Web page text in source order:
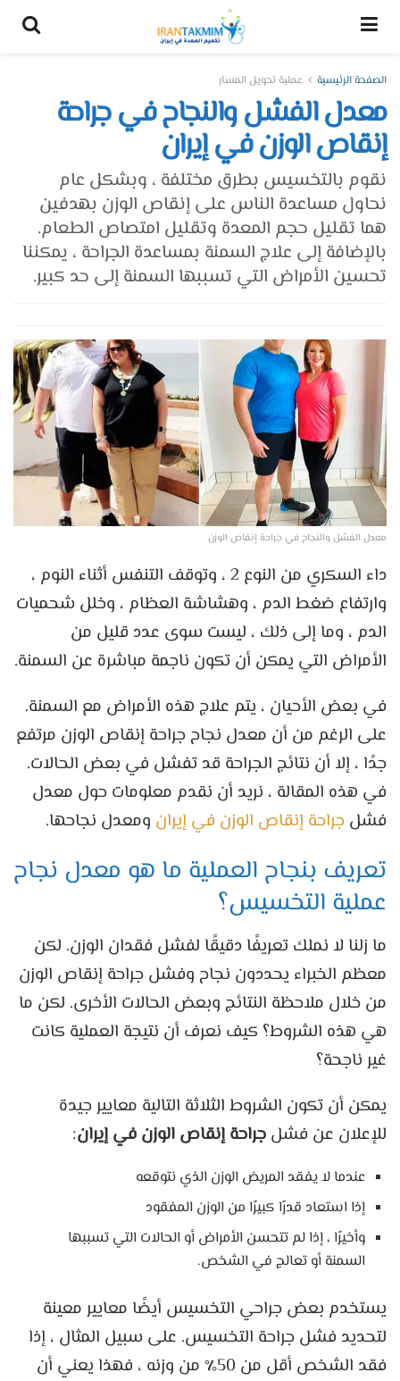
الصفحة الرئيسية عملية تحويل المسار
معدل الفشل والنجاح في جراحة
إنقاص الوزن في إيران
نقوم بالتخسيس بطرق مختلفة ، وبشكل عام
نحاول مساعدة الناس على إنقاص الوزن بهدفين
هما تقليل حجم المعدة وتقليل امتصاص الطعام.
بالإضافة إلى علاج السمنة بمساعدة الجراحة ، يمكننا
تحسين الأمراض التي تسببها السمنة إلى حد كبير.
معدل الفشل والنجاح في جراحة إنقاص الوزن
داء السكري من النوع 2 ، وتوقف التنفس أثناء النوم ،
وارتفاع ضغط الدم ، وهشاشة العظام ، وخلل شحميات
الدم ، وما إلى ذلك ، ليست سوى عدد قليل من
الأمراض التي يمكن أن تكون ناجمة مباشرة عن السمنة.
في بعض الأحيان ، يتم علاج هذه الأمراض مع السمنة.
على الرغم من أن معدل نجاح جراحة إنقاص الوزن مرتفع
جدًا ، إلا أن نتائج الجراحة قد تفشل في بعض الحالات.
في هذه المقالة ، نريد أن نقدم معلومات حول معدل
فشل جراحة إنقاص الوزن في إيران ومعدل نجاحها.
تعريف بنجاح العملية ما هو معدل نجاح
عملية التخسيس؟
ما زلنا لا نملك تعريفًا دقيقًا لفشل فقدان الوزن. لكن
معظم الخبراء يحددون نجاح وفشل جراحة إنقاص الوزن
من خلال ملاحظة النتائج وبعض الحالات الأخرى. لكن ما
هي هذه الشروط؟ كيف نعرف أن نتيجة العملية كانت
غير ناجحة؟
يمكن أن تكون الشروط الثلاثة التالية معايير جيدة
للإعلان عن فشل جراحة إنقاص الوزن في إيران:
عندما لا يفقد المريض الوزن الذي نتوقعه
إذا استعاد قدرًا كبيرًا من الوزن المفقود
وأخيرًا ، إذا لم تتحسن الأمراض أو الحالات التي تسببها
السمنة أو تعالج في الشخص.
يستخدم بعض جراحي التخسيس أيضًا معايير معينة
لتحديد فشل جراحة التخسيس. على سبيل المثال ، إذا
فقد الشخص أقل من 50٪ من وزنه ، فهذا يعني أن